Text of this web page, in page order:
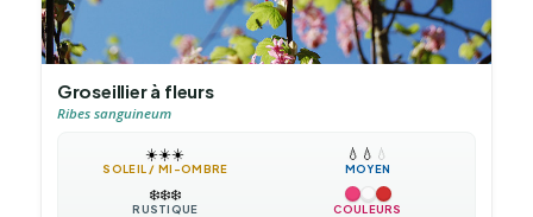
Groseillier à fleurs
Ribes sanguineum
☀️☀️☀️
SOLEIL / MI-OMBRE
💧 💧 💧
MOYEN
❄️❄️❄️
RUSTIQUE COULEURS